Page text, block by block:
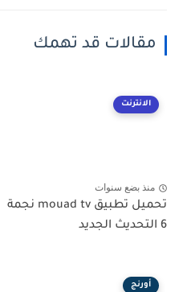
مقالات قد تهمك
الانترنت
منذ بضع سنوات
تحميل تطبيق mouad tv نجمة
6 التحديث الجديد
أورنج